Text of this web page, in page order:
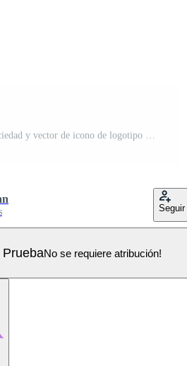
Liderazgo,comunidad,sociedad y vector de icono de logotipo de empresa Vector Pro
Seguir
No se requiere atribución!